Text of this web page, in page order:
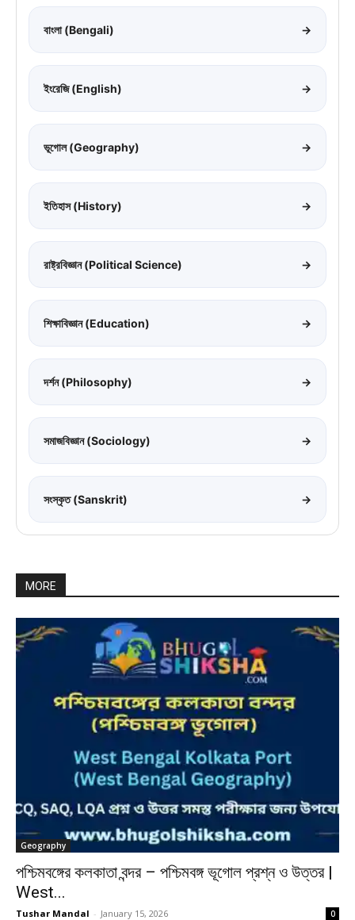
বাংলা (Bengali) →
ইংরেজি (English) →
ভূগোল (Geography) →
ইতিহাস (History) →
রাষ্ট্রবিজ্ঞান (Political Science) →
শিক্ষাবিজ্ঞান (Education) →
দর্শন (Philosophy) →
সমাজবিজ্ঞান (Sociology) →
সংস্কৃত (Sanskrit) →
MORE
Geography
পশ্চিমবঙ্গের কলকাতা বন্দর – পশ্চিমবঙ্গ ভূগোল প্রশ্ন ও উত্তর |
West...
Tushar Mandal - January 15, 2026 0